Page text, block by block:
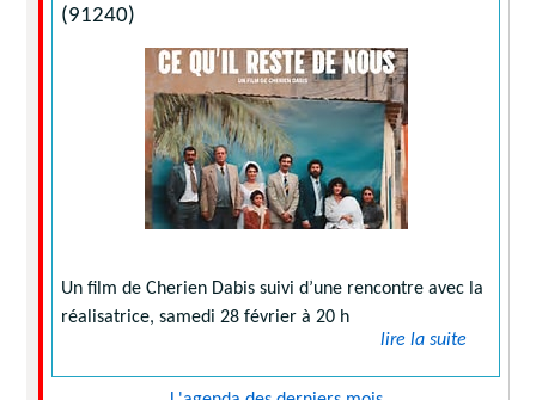
(91240)
Un film de Cherien Dabis suivi d’une rencontre avec la
réalisatrice, samedi 28 février à 20 h
lire la suite